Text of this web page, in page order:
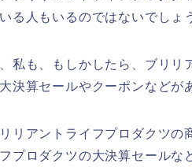
る人もいるのではないでしょ
私も、もしかしたら、ブリリ
決算セールやクーポンなどが
リアントライフプロダクツの
プロダクツの大決算セールな